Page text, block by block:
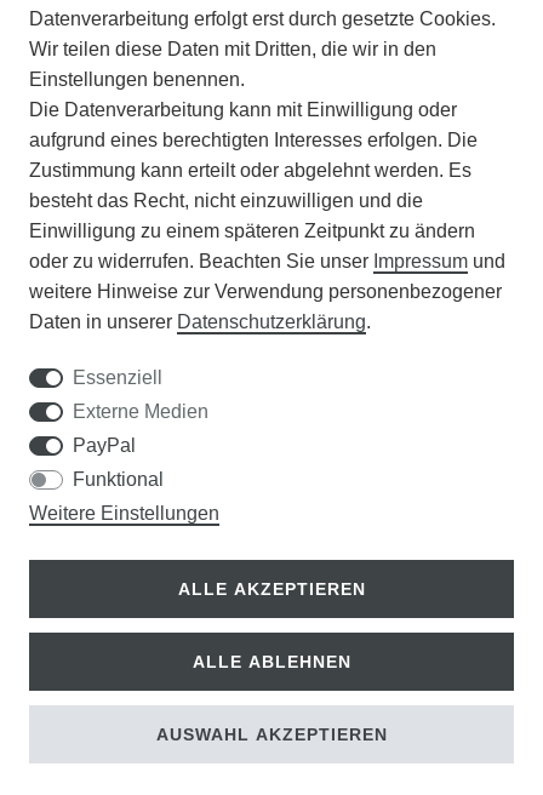
VERSAND
BATTERIEENTSORGUNG
VERANSTALTUNGEN
APOTHEKERSCHRANK
WISSENSWERTES
DER WEG ZUM TRAUMRASEN
Samen Rohde GmbH
© Copyright 2026 | Alle Rechte vorbehalten.
Datenverarbeitung erfolgt erst durch gesetzte Cookies.
Wir teilen diese Daten mit Dritten, die wir in den
Einstellungen benennen.
Die Datenverarbeitung kann mit Einwilligung oder
aufgrund eines berechtigten Interesses erfolgen. Die
Zustimmung kann erteilt oder abgelehnt werden. Es
besteht das Recht, nicht einzuwilligen und die
Einwilligung zu einem späteren Zeitpunkt zu ändern
oder zu widerrufen. Beachten Sie unser Impressum und
weitere Hinweise zur Verwendung personenbezogener
Daten in unserer Daten­schutz­erklärung.
Essenziell
Externe Medien
PayPal
Funktional
Weitere Einstellungen
ALLE AKZEPTIEREN
ALLE ABLEHNEN
AUSWAHL AKZEPTIEREN